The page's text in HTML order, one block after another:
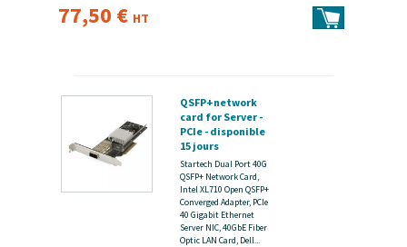
77,50 € HT
QSFP+network
card for Server -
PCIe - disponible
15 jours
Startech Dual Port 40G
QSFP+ Network Card,
Intel XL710 Open QSFP+
Converged Adapter, PCIe
40 Gigabit Ethernet
Server NIC, 40GbE Fiber
Optic LAN Card, Dell...